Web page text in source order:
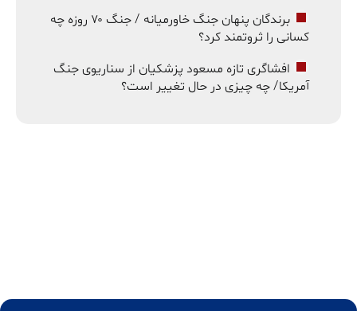
برندگان پنهان جنگ خاورمیانه / جنگ ۷۰ روزه چه
کسانی را ثروتمند کرد؟
افشاگری تازه مسعود پزشکیان از سناریوی جنگ
آمریکا/ چه چیزی در حال تغییر است؟